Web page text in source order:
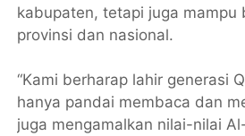
kabupaten, tetapi juga mampu
provinsi dan nasional.
“Kami berharap lahir generasi
hanya pandai membaca dan
juga mengamalkan nilai-nilai